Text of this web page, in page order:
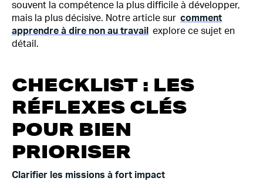
souvent la compétence la plus difficile à développer,
mais la plus décisive. Notre article sur comment
apprendre à dire non au travail
explore ce sujet en
détail.
CHECKLIST : LES
RÉFLEXES CLÉS
POUR BIEN
PRIORISER
Clarifier les missions à fort impact